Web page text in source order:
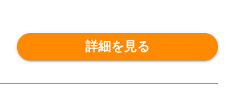
詳細を見る